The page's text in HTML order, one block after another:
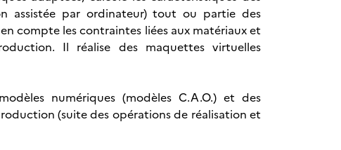
assistée par ordinateur) tout ou partie des
compte les contraintes liées aux matériaux et
Il réalise des maquettes virtuelles
numériques (modèles C.A.O.) et des
(suite des opérations de réalisation et